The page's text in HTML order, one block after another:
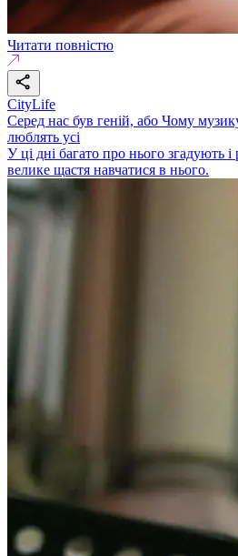
Читати повністю
CityLife
Серед нас був геній, або Чому
люблять усі
У ці дні багато про нього згадують
велике щастя навчатися в нього.